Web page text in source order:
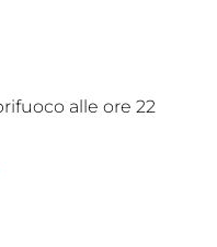
alle ore 22